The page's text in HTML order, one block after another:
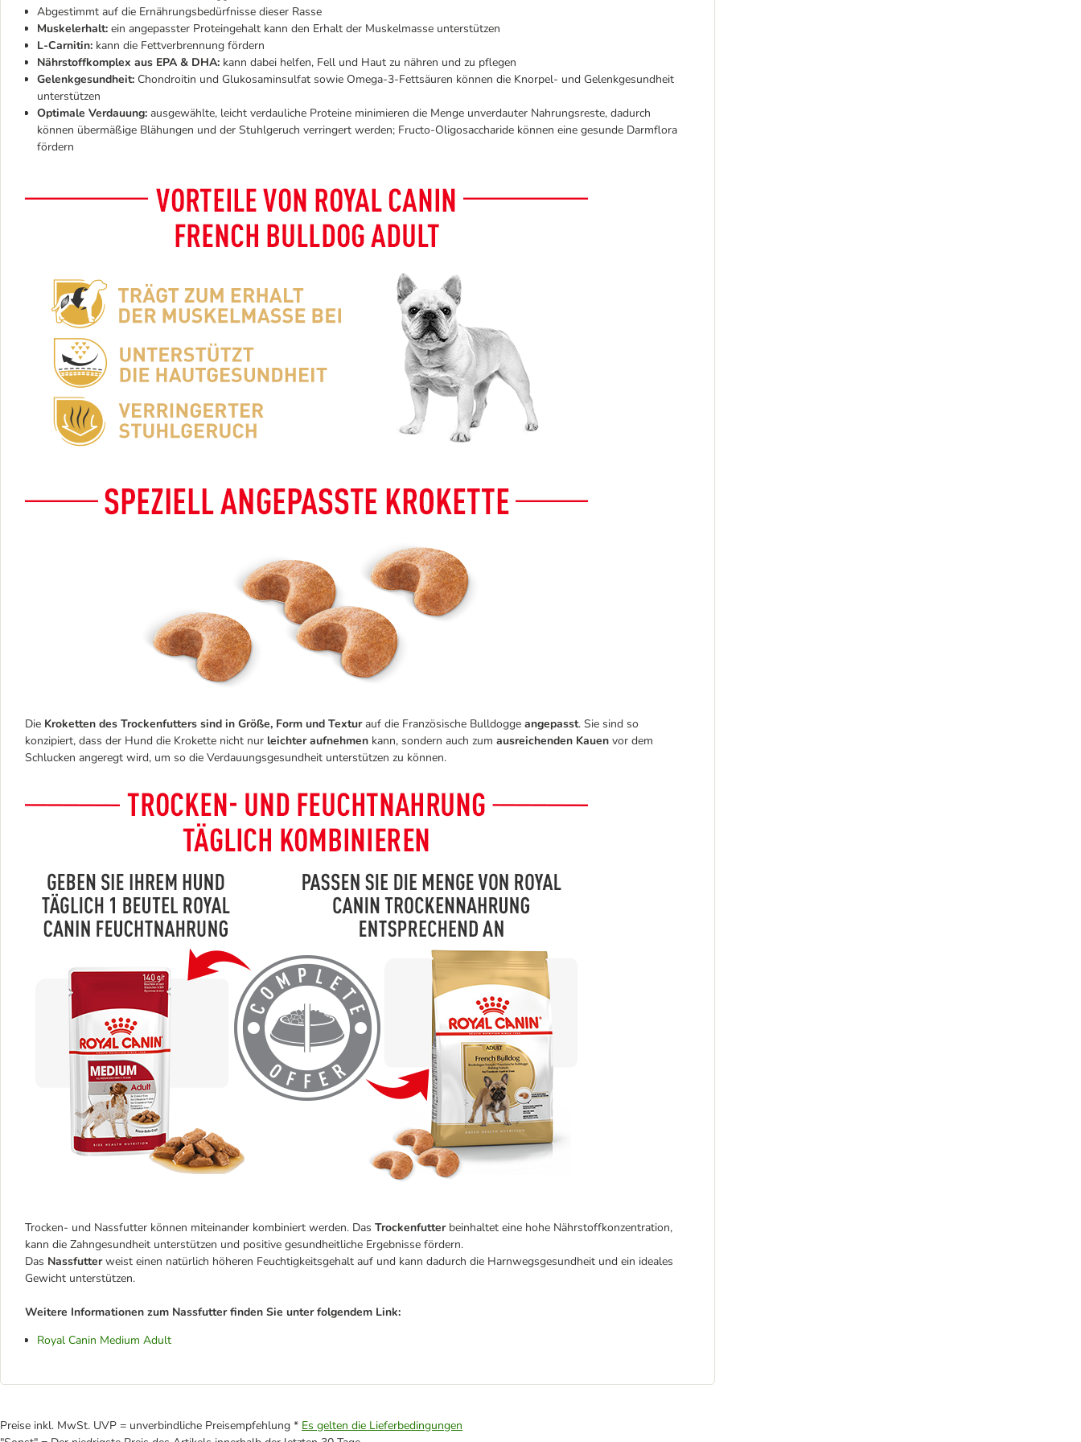
Abgestimmt auf die Ernährungsbedürfnisse dieser Rasse
Muskelerhalt: ein angepasster Proteingehalt kann den Erhalt der Muskelmasse unterstützen
L-Carnitin: kann die Fettverbrennung fördern
Nährstoffkomplex aus EPA & DHA: kann dabei helfen, Fell und Haut zu nähren und zu pflegen
Gelenkgesundheit: Chondroitin und Glukosaminsulfat sowie Omega-3-Fettsäuren können die Knorpel- und Gelenkgesundheit
unterstützen
Optimale Verdauung: ausgewählte, leicht verdauliche Proteine minimieren die Menge unverdauter Nahrungsreste, dadurch
können übermäßige Blähungen und der Stuhlgeruch verringert werden; Fructo-Oligosaccharide können eine gesunde Darmflora
fördern
Die Kroketten des Trockenfutters sind in Größe, Form und Texturauf die Französische Bulldogge angepasst. Sie sind so
konzipiert, dass der Hund die Krokette nicht nur leichter aufnehmen kann, sondern auch zum ausreichenden Kauen vor dem
Schlucken angeregt wird, um so die Verdauungsgesundheit unterstützen zu können.
Trocken- und Nassfutter können miteinander kombiniert werden. Das Trockenfutterbeinhaltet eine hohe Nährstoffkonzentration,
kann die Zahngesundheit unterstützen und positive gesundheitliche Ergebnisse fördern.
Das Nassfutterweist einen natürlich höheren Feuchtigkeitsgehalt auf und kann dadurch die Harnwegsgesundheit und ein ideales
Gewicht unterstützen.
Weitere Informationen zum Nassfutter finden Sie unter folgendem Link:
Royal Canin Medium Adult
Preise inkl. MwSt. UVP = unverbindliche Preisempfehlung * Es gelten die Lieferbedingungen